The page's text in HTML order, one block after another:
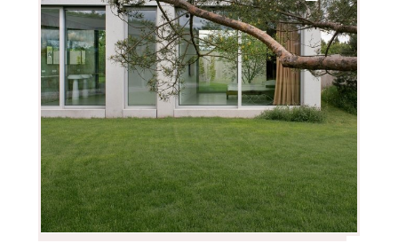
ČLÁNKY
Bytová věž na pobřeží Portugalska.
Její fasáda vychází z rytmu lodních
kontejnerů